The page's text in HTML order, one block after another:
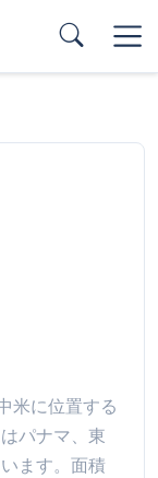
米に位置する
パナマ、東
ます。面積